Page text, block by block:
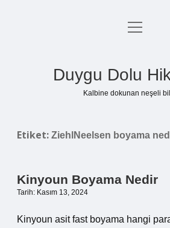
Anasayfa
menüyü
Duygu Dolu
Kalbine dokunan neşeli
Etiket: ZiehlNeelsen boyama
Kinyoun Boyama Nedir
Tarih: Kasım 13, 2024
Kinyoun asit fast boyama hangi